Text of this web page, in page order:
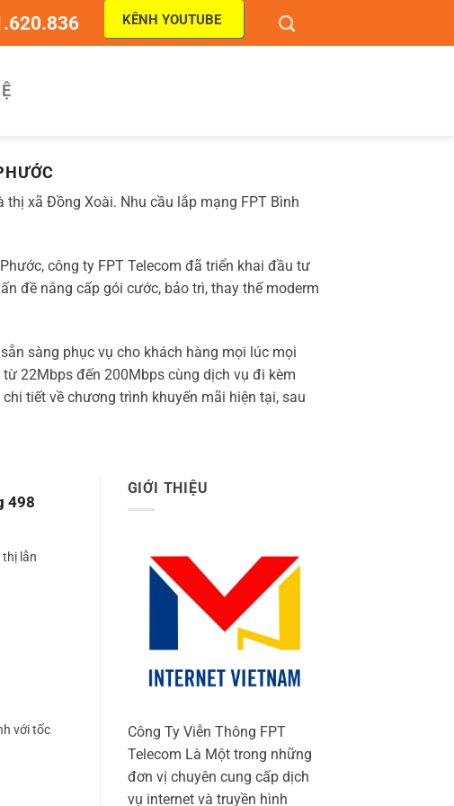
KÊNH YOUTUBE
xã Đồng Xoài. Nhu cầu lắp mạng FPT Bình
công ty FPT Telecom đã triển khai đầu tư
đề nâng cấp gói cước, bảo trì, thay thế moderm
sàng phục vụ cho khách hàng mọi lúc mọi
22Mbps đến 200Mbps cùng dịch vụ đi kèm
tiết về chương trình khuyến mãi hiện tại, sau
498
lẫn
với tốc
GIỚI THIỆU
Công Ty Viễn Thông FPT
Telecom Là Một trong những
đơn vị chuyên cung cấp dịch
vụ internet và truyền hình